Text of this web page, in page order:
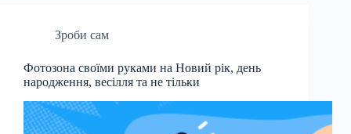
Зроби сам
Фотозона своїми руками на Новий рік, день
народження, весілля та не тільки